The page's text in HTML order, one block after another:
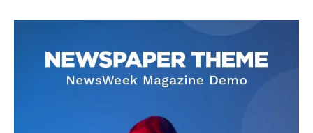
AIN NEWS 1